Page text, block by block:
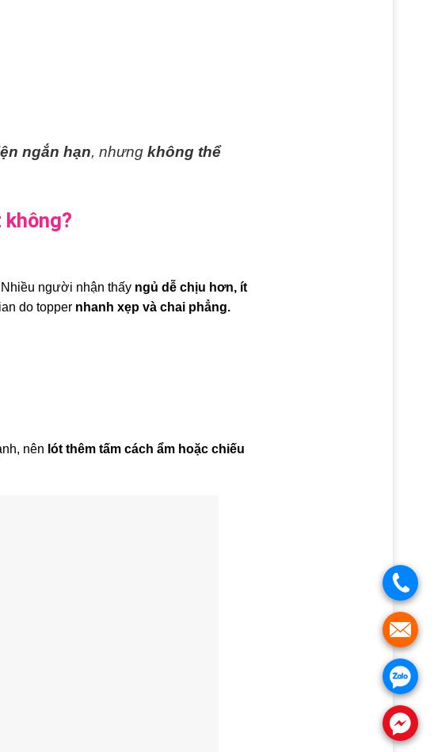
ngắn hạn, nhưng không thể
Nhiều người nhận thấy ngủ dễ chịu hơn, ít
do topper nhanh xẹp và chai phẳng.
nên lót thêm tấm cách ẩm hoặc chiếu
.
.
.
.